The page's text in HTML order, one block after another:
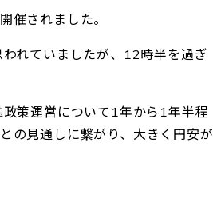
催されました。
れていましたが、12時半を過ぎ
策運営について1年から1年半程
の見通しに繋がり、大きく円安が